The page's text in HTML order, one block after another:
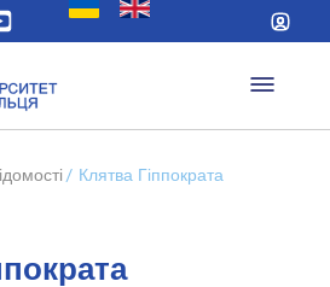
/ Клятва Гіппократа